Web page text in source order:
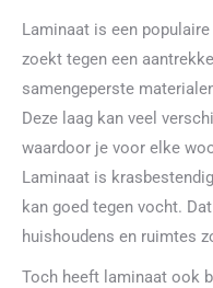
Laminaat is een
zoekt tegen een
samengeperste
Deze laag kan veel
waardoor je voor elke
Laminaat is
kan goed tegen vocht.
huishoudens en ruimtes
Toch heeft laminaat ook